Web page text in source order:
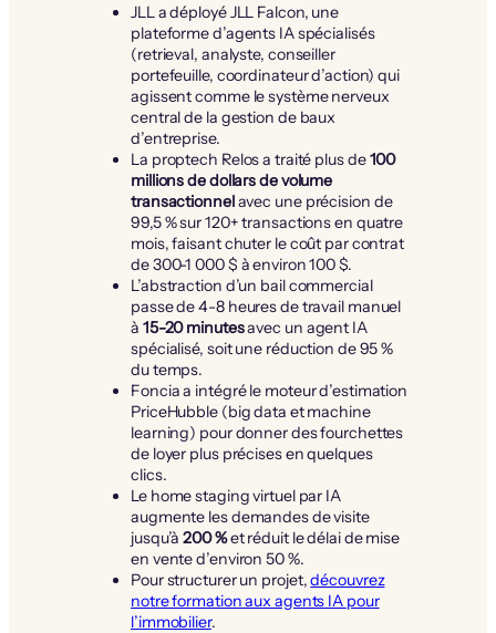
JLL a déployé JLL Falcon, une
plateforme d’agents IA spécialisés
(retrieval, analyste, conseiller
portefeuille, coordinateur d’action) qui
agissent comme le système nerveux
central de la gestion de baux
d’entreprise.
La proptech Relos a traité plus de100
millions de dollars de volume
transactionnelavec une précision de
99,5 % sur 120+ transactions en quatre
mois, faisant chuter le coût par contrat
de 300-1 000 $ à environ 100 $.
L’abstraction d’un bail commercial
passe de 4-8 heures de travail manuel
à 15-20 minutesavec un agent IA
spécialisé, soit une réduction de 95 %
du temps.
Foncia a intégré le moteur d’estimation
PriceHubble (big data et machine
learning) pour donner des fourchettes
de loyer plus précises en quelques
clics.
Le home staging virtuel par IA
augmente les demandes de visite
jusqu’à200 %et réduit le délai de mise
en vente d’environ 50 %.
Pour structurer un projet,découvrez
notre formation aux agents IA pour
l’immobilier.